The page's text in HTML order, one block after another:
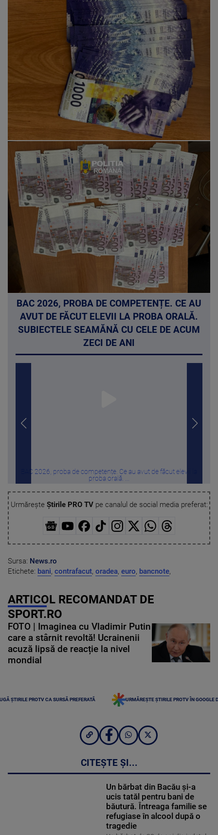
BAC 2026, PROBA DE COMPETENȚE. CE AU
AVUT DE FĂCUT ELEVII LA PROBA ORALĂ.
SUBIECTELE SEAMĂNĂ CU CELE DE ACUM
ZECI DE ANI
BAC 2026, proba de competențe. Ce au avut de făcut elevii la
proba orală. ...
Urmărește Știrile PRO TVpe canalul de social media preferat:
Sursa: News.ro
Etichete: bani, contrafacut, oradea, euro, bancnote,
ARTICOL RECOMANDAT DE
SPORT.RO
FOTO | Imaginea cu Vladimir Putin
care a stârnit revoltă! Ucrainenii
acuză lipsă de reacție la nivel
mondial
ȘTIRILE PROTV CA SURSĂ PREFERATĂ URMĂREȘTE ȘTIRILE PROTV ÎN GOOGLE
CITEȘTE ȘI...
Un bărbat din Bacău și-a
ucis tatăl pentru bani de
băutură. Întreaga familie se
refugiase în alcool după o
tragedie